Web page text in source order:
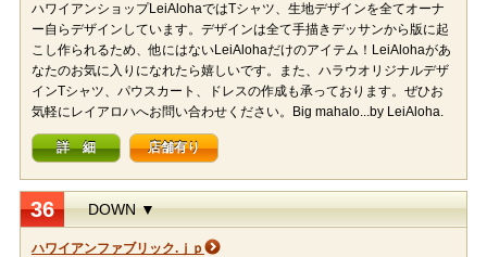
ハワイアンショップLeiAlohaではTシャツ、生地デザインを全てオーナ
ー自らデザインしています。デザインは全て手描きデッサンから版に起
こし作られるため、他にはないLeiAlohaだけのアイテム！LeiAlohaがあ
なたのお気に入りになれたら嬉しいです。また、ハラウオリジナルデザ
インTシャツ、パウスカート、ドレスの作成も承っております。ぜひお
気軽にレイアロハへお問い合わせください。Big mahalo...by LeiAloha.
詳 細 店舗有り
36 DOWN ▼
ハワイアンファブリック.ｊｐ